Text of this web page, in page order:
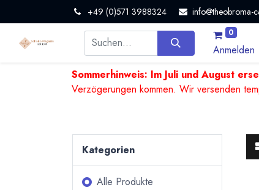
+49 (0)571 3988324 info@theobroma-
0
Anmelden
Sommerhinweis: Im Juli und August
Verzögerungen kommen. Wir versenden
Kategorien
Alle Produkte